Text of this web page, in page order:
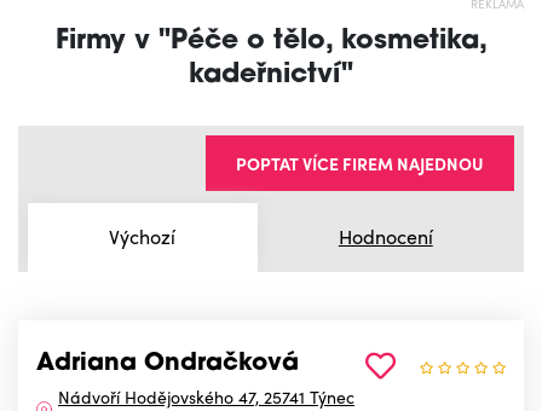
REKLAMA
Firmy v "Péče o tělo, kosmetika,
kadeřnictví"
Výchozí Hodnocení
POPTAT VÍCE FIREM NAJEDNOU
Adriana Ondračková
Nádvoří Hodějovského 47, 25741 Týnec